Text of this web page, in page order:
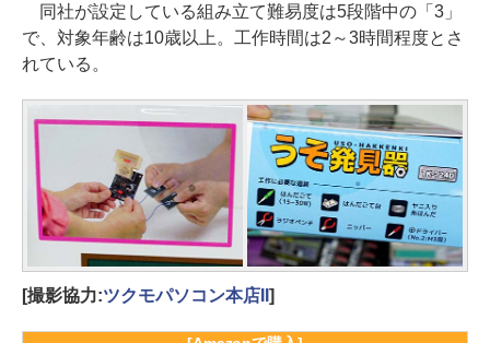
同社が設定している組み立て難易度は5段階中の「3」
で、対象年齢は10歳以上。工作時間は2～3時間程度とさ
れている。
[撮影協力:ツクモパソコン本店II ]